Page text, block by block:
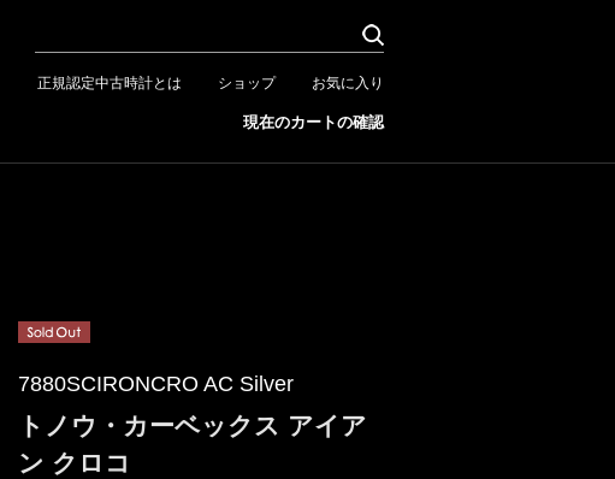
正規認定中古時計とは ショップ お気に入り
現在のカートの確認
7880SCIRONCRO AC Silver
トノウ・カーベックス アイア
ン クロコ